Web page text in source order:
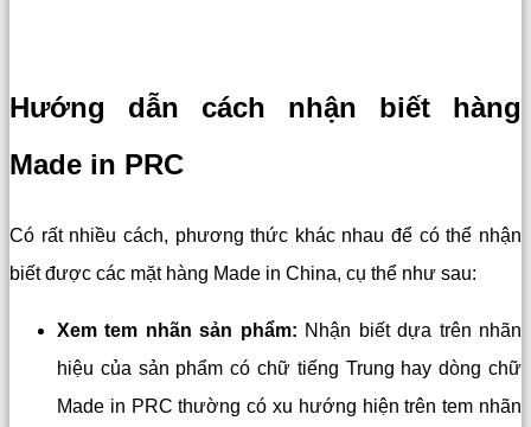
Hướng dẫn cách nhận biết hàng
Made in PRC
Có rất nhiều cách, phương thức khác nhau để có thể nhận
biết được các mặt hàng Made in China, cụ thể như sau:
Xem tem nhãn sản phẩm: Nhận biết dựa trên nhãn
hiệu của sản phẩm có chữ tiếng Trung hay dòng chữ
Made in PRC thường có xu hướng hiện trên tem nhãn